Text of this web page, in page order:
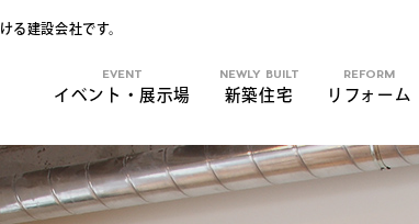
る建設会社です。
EVENT
イベント・展示場
NEWLY BUILT
新築住宅
REFORM
リフォーム